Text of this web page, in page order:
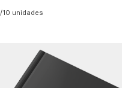
/10 unidades